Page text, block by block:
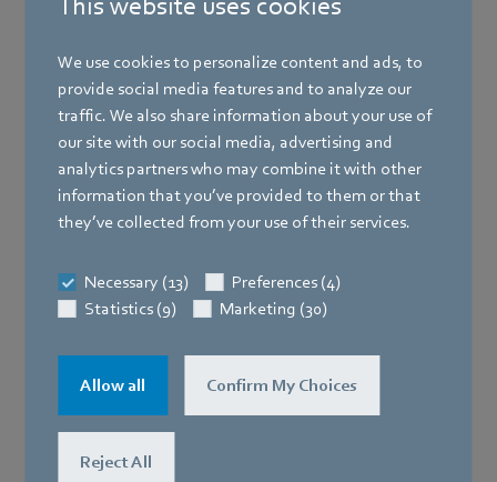
We use cookies to personalize content and ads, to
provide social media features and to analyze our
traffic. We also share information about your use of
our site with our social media, advertising and
analytics partners who may combine it with other
information that you’ve provided to them or that
they’ve collected from your use of their services.
Necessary (13)
Preferences (4)
Statistics (9)
Marketing (30)
Allow all Confirm My Choices
Reject All
DE 146279934
Responsable del contenido según § 18 Abs. 2
MStV (Tratado estatal sobre medios de
comunicación):
Bachmühle 2
74673 Mulfingen
Cláusula de responsabilidad
Aunque hemos tenido el mayor cuidado posible en la